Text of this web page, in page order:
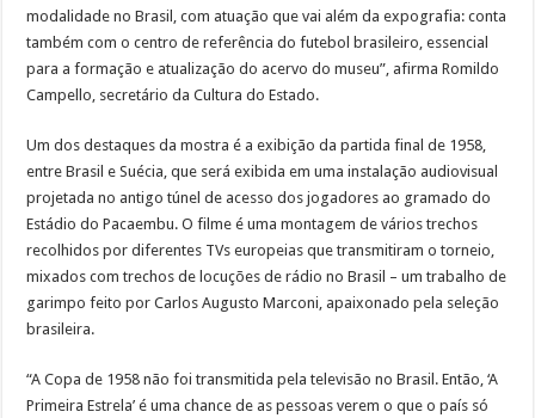
modalidade no Brasil, com atuação que vai além da expografia: conta
também com o centro de referência do futebol brasileiro, essencial
para a formação e atualização do acervo do museu”, afirma Romildo
Campello, secretário da Cultura do Estado.
Um dos destaques da mostra é a exibição da partida final de 1958,
entre Brasil e Suécia, que será exibida em uma instalação audiovisual
projetada no antigo túnel de acesso dos jogadores ao gramado do
Estádio do Pacaembu. O filme é uma montagem de vários trechos
recolhidos por diferentes TVs europeias que transmitiram o torneio,
mixados com trechos de locuções de rádio no Brasil – um trabalho de
garimpo feito por Carlos Augusto Marconi, apaixonado pela seleção
brasileira.
“A Copa de 1958 não foi transmitida pela televisão no Brasil. Então, ‘A
Primeira Estrela’ é uma chance de as pessoas verem o que o país só